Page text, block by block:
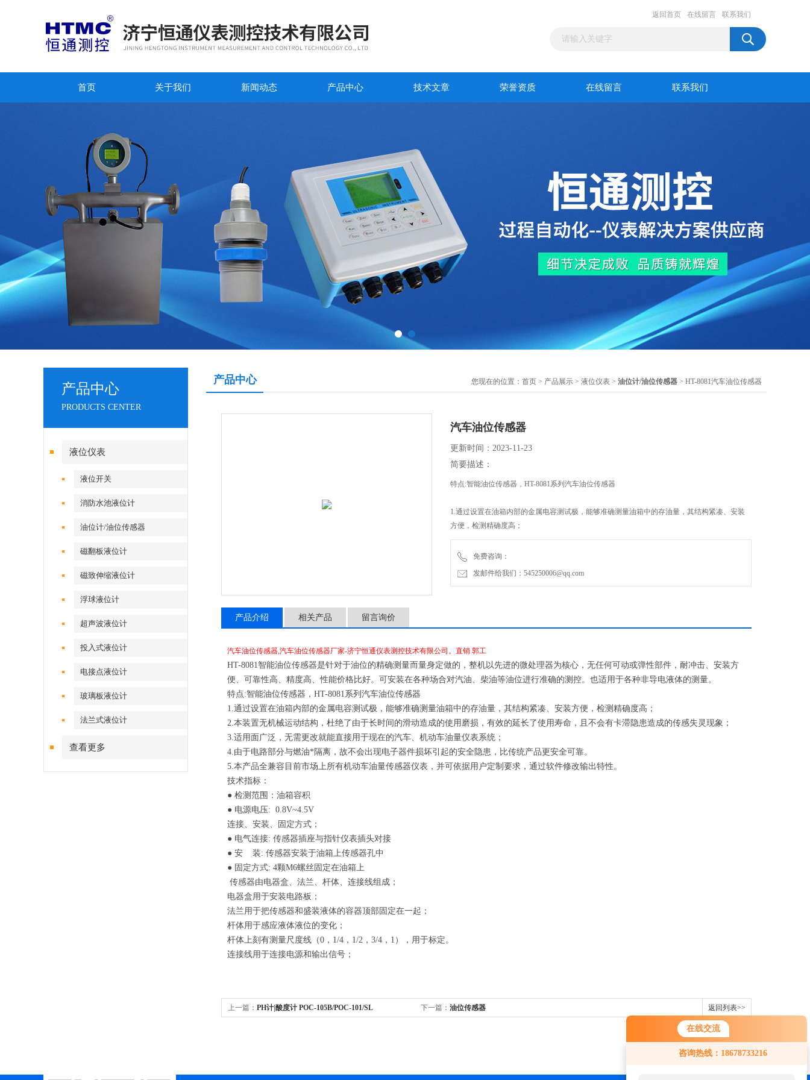
在线交流
咨询热线：18678733216
返回首页 在线留言 联系我们
首页 关于我们 新闻动态 产品中心 技术文章 荣誉资质 在线留言 联系我们
产品中心
PRODUCTS CENTER
液位仪表
液位开关
消防水池液位计
油位计/油位传感器
磁翻板液位计
磁致伸缩液位计
浮球液位计
超声波液位计
投入式液位计
电接点液位计
玻璃板液位计
法兰式液位计
查看更多
产品中心 您现在的位置： 首页 > 产品展示 > 液位仪表 > 油位计/油位传感器 > HT-8081汽车油位传感器
汽车油位传感器
更新时间：2023-11-23
简要描述：
特点:智能油位传感器，HT-8081系列汽车油位传感器
1.通过设置在油箱内部的金属电容测试极，能够准确测量油箱中的存油量，其结构紧凑、安装
方便，检测精确度高；
免费咨询：
发邮件给我们：545250006@qq.com
产品介绍 相关产品 留言询价
汽车油位传感器,汽车油位传感器厂家-济宁恒通仪表测控技术有限公司。直销 郭工
HT-8081智能油位传感器是针对于油位的精确测量而量身定做的，整机以先进的微处理器为核心，无任何可动或弹性部件，耐冲击、安装方
便、可靠性高、精度高、性能价格比好。可安装在各种场合对汽油、柴油等油位进行准确的测控。也适用于各种非导电液体的测量。
特点:智能油位传感器，HT-8081系列汽车油位传感器
1.通过设置在油箱内部的金属电容测试极，能够准确测量油箱中的存油量，其结构紧凑、安装方便，检测精确度高；
2.本装置无机械运动结构，杜绝了由于长时间的滑动造成的使用磨损，有效的延长了使用寿命，且不会有卡滞隐患造成的传感失灵现象；
3.适用面广泛，无需更改就能直接用于现在的汽车、机动车油量仪表系统；
4.由于电路部分与燃油*隔离，故不会出现电子器件损坏引起的安全隐患，比传统产品更安全可靠。
5.本产品全兼容目前市场上所有机动车油量传感器仪表，并可依据用户定制要求，通过软件修改输出特性。
技术指标：
● 检测范围：油箱容积
● 电源电压: 0.8V~4.5V
连接、安装、固定方式；
● 电气连接: 传感器插座与指针仪表插头对接
● 安 装: 传感器安装于油箱上传感器孔中
● 固定方式: 4颗M6螺丝固定在油箱上
传感器由电器盒、法兰、杆体、连接线组成；
电器盒用于安装电路板；
法兰用于把传感器和盛装液体的容器顶部固定在一起；
杆体用于感应液体液位的变化；
杆体上刻有测量尺度线（0，1/4，1/2，3/4，1），用于标定。
连接线用于连接电源和输出信号；
上一篇： PH计|酸度计 POC-105B/POC-101/SL 下一篇： 油位传感器 返回列表>>